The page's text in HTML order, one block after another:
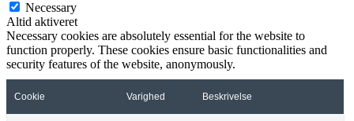
Necessary
Altid aktiveret
Necessary cookies are absolutely essential for the website to
function properly. These cookies ensure basic functionalities and
security features of the website, anonymously.
Cookie Varighed Beskrivelse